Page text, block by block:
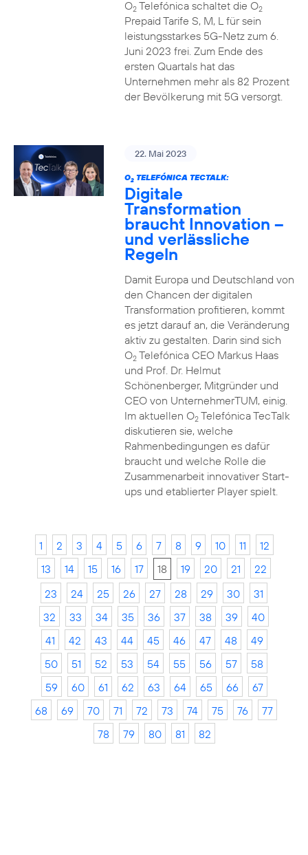
O2Telefónica schaltet die O2
Prepaid Tarife S, M, L für sein
leistungsstarkes 5G-Netz zum 6.
Juni 2023 frei. Zum Ende des
ersten Quartals hat das
Unternehmen mehr als 82 Prozent
der Bevölkerung mit 5G versorgt.
22. Mai 2023
O2TELEFÓNICA TECTALK:
Digitale
Transformation
braucht Innovation –
und verlässliche
Regeln
Damit Europa und Deutschland von
den Chancen der digitalen
Transformation profitieren, kommt
es jetzt darauf an, die Veränderung
aktiv zu gestalten. Darin sind sich
O2Telefónica CEO Markus Haas
und Prof. Dr. Helmut
Schönenberger, Mitgründer und
CEO von UnternehmerTUM, einig.
Im aktuellen O2Telefónica TecTalk
diskutieren sie, welche
Rahmenbedingungen es dafür
braucht und welche Rolle die
Zusammenarbeit innovativer Start-
ups und etablierter Player spielt.
1 2 3 4 5 6 7 8 9 10 11
12
13
14 15 16 17 18 19 20 21
22
23
24 25 26 27 28 29 30
31
32
33 34 35 36 37 38 39
40
41
42 43 44 45 46 47 48
49
50
51 52 53 54 55 56 57
58
59
60 61 62 63 64 65 66
67
68
69 70 71 72 73 74 75 76
77
78
79 80 81 82